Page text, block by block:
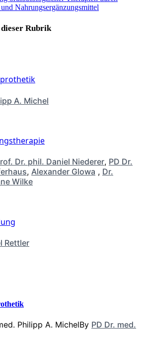
Nahrungsergänzungsmittel
Rubrik
A. Michel
Dr. phil. Daniel Niederer, PD Dr.
, Alexander Glowa , Dr.
Wilke
Rettler
By PD Dr. med.